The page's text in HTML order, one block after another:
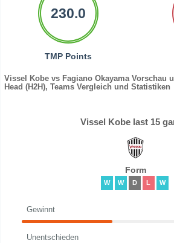
230.0
TMP Points
Vissel Kobe vs Fagiano Okayama Vorschau
Head (H2H), Teams Vergleich und Statistiken
Vissel Kobe last 15
Form
W W D L W
Gewinnt
Unentschieden